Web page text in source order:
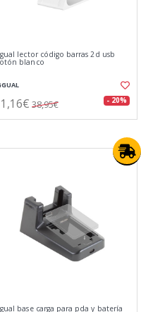
lector código barras 2d usb
blanco
38,95€ - 20%
base carga para pda y batería